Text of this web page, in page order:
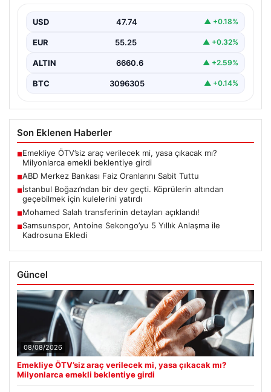
uyumlu olarak politika faiz oranını değiştirmeyerek
yüzde…
USD 47.74 ▲ +0.18%
EUR 55.25 ▲ +0.32%
ALTIN 6660.6 ▲ +2.59%
BTC 3096305 ▲ +0.14%
Son Eklenen Haberler
■Emekliye ÖTV’siz araç verilecek mi, yasa çıkacak mı?
Milyonlarca emekli beklentiye girdi
■ABD Merkez Bankası Faiz Oranlarını Sabit Tuttu
■İstanbul Boğazı’ndan bir dev geçti. Köprülerin altından
geçebilmek için kulelerini yatırdı
■Mohamed Salah transferinin detayları açıklandı!
■Samsunspor, Antoine Sekongo’yu 5 Yıllık Anlaşma ile
Kadrosuna Ekledi
Güncel
08/08/2026
Emekliye ÖTV’siz araç verilecek mi, yasa çıkacak mı?
Milyonlarca emekli beklentiye girdi